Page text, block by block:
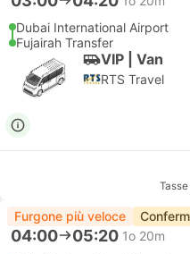
Dubai International Airport
Fujairah Transfer
VIP | Van
RTS Travel
Furgone più veloce
04:00 05:20 1o 20m